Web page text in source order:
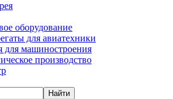
оборудование
для авиатехники
для машиностроения
производство
Найти